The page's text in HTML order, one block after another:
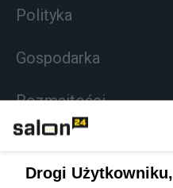
Polityka
Gospodarka
Rozmaitości
Drogi Użytkowniku,